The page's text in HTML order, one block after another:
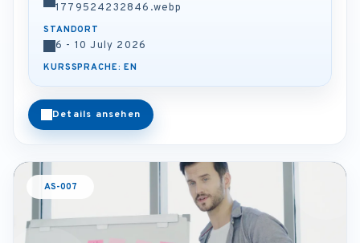
1779524232846.webp
STANDORT
6 - 10 July 2026
KURSSPRACHE: EN
Details ansehen
AS-007